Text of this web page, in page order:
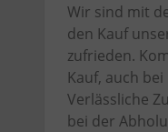
Wir sind mit
den Kauf
zufrieden.
Kauf, auch
Verlässliche
bei der